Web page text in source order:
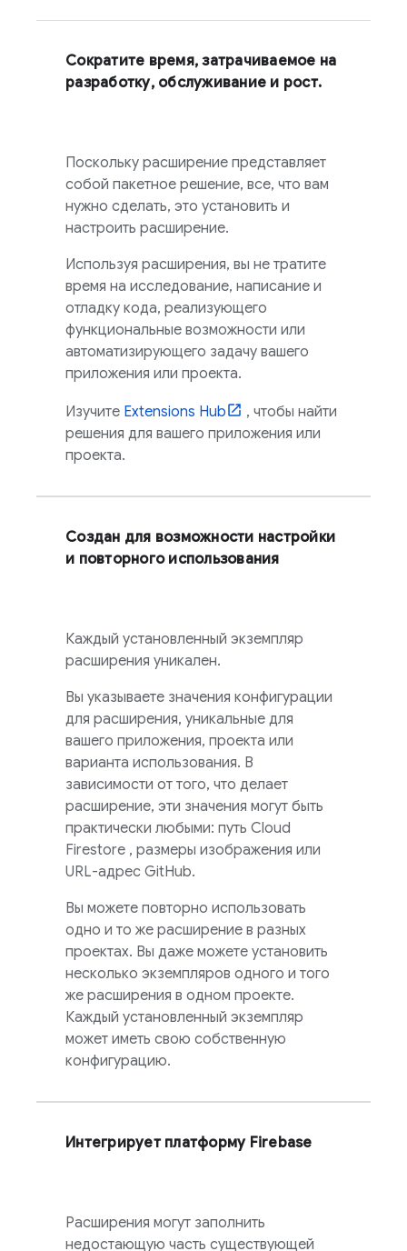
Сократите время, затрачиваемое на
разработку, обслуживание и рост.
Поскольку расширение представляет
собой пакетное решение, все, что вам
нужно сделать, это установить и
настроить расширение.
Используя расширения, вы не тратите
время на исследование, написание и
отладку кода, реализующего
функциональные возможности или
автоматизирующего задачу вашего
приложения или проекта.
Изучите Extensions Hub
, чтобы найти
решения для вашего приложения или
проекта.
Создан для возможности настройки
и повторного использования
Каждый установленный экземпляр
расширения уникален.
Вы указываете значения конфигурации
для расширения, уникальные для
вашего приложения, проекта или
варианта использования. В
зависимости от того, что делает
расширение, эти значения могут быть
практически любыми: путь Cloud
Firestore , размеры изображения или
URL-адрес GitHub.
Вы можете повторно использовать
одно и то же расширение в разных
проектах. Вы даже можете установить
несколько экземпляров одного и того
же расширения в одном проекте.
Каждый установленный экземпляр
может иметь свою собственную
конфигурацию.
Интегрирует платформу Firebase
Расширения могут заполнить
недостающую часть существующей